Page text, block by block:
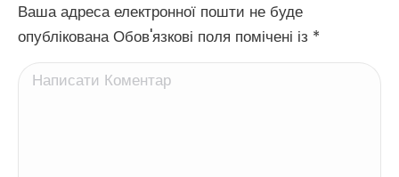
Ваша адреса електронної пошти не буде
опублікована Обов'язкові поля помічені із *
Написати Коментар